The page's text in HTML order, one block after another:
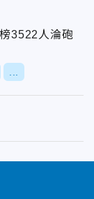
3522人淪砲